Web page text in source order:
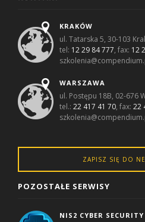
KRAKÓW
ul. Tatarska 5, 30-103
tel: 12 29 84 777, fax: 12
WARSZAWA
ul. Postępu 18B, 02-676
tel.:22 417 41 70, fax:22
ZAPISZ SIĘ DO
POZOSTAŁE SERWISY
NIS2 CYBER SECURITY